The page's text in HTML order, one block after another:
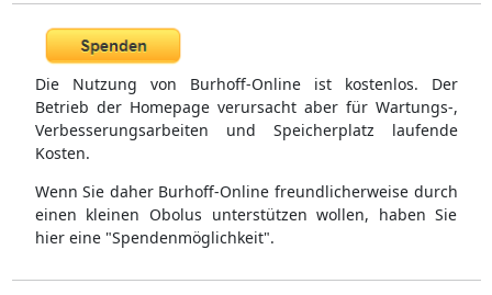
Die Nutzung von Burhoff-Online ist kostenlos. Der
Betrieb der Homepage verursacht aber für Wartungs-,
Verbesserungsarbeiten und Speicherplatz laufende
Kosten.
Wenn Sie daher Burhoff-Online freundlicherweise durch
einen kleinen Obolus unterstützen wollen, haben Sie
hier eine "Spendenmöglichkeit".